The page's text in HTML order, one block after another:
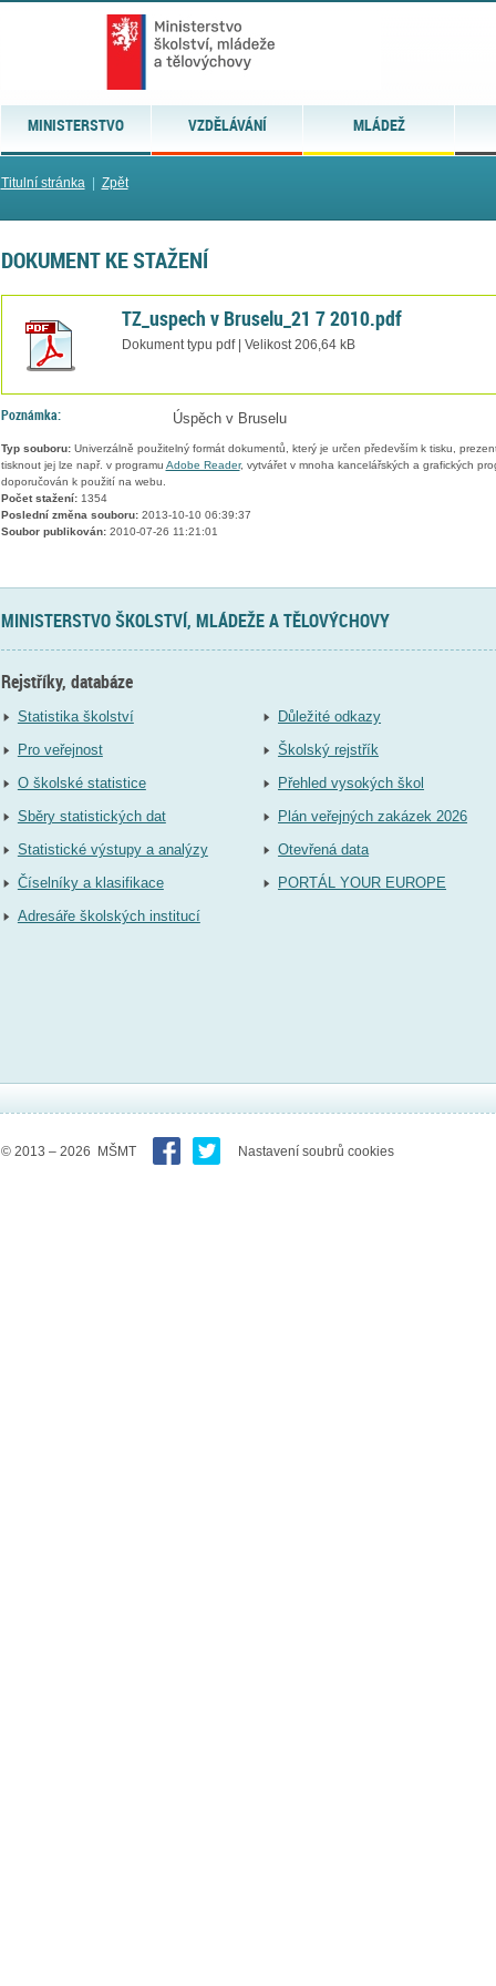
MINISTERSTVO VZDĚLÁVÁNÍ MLÁDEŽ
Titulní stránka| Zpět
DOKUMENT KE STAŽENÍ
TZ_uspech v Bruselu_21 7 2010.pdf
Dokument typu pdf | Velikost 206,64 kB
Poznámka: Úspěch v Bruselu
Typ souboru:Univerzálně použitelný formát dokumentů, který je určen především k tisku,
tisknout jej lze např. v programu Adobe Reader, vytvářet v mnoha kancelářských a grafických
doporučován k použití na webu.
Počet stažení:1354
Poslední změna souboru:2013-10-10 06:39:37
Soubor publikován:2010-07-26 11:21:01
MINISTERSTVO ŠKOLSTVÍ, MLÁDEŽE A TĚLOVÝCHOVY
Rejstříky, databáze
Statistika školství
Pro veřejnost
O školské statistice
Sběry statistických dat
Statistické výstupy a analýzy
Číselníky a klasifikace
Adresáře školských institucí
Důležité odkazy
Školský rejstřík
Přehled vysokých škol
Plán veřejných zakázek 2026
Otevřená data
PORTÁL YOUR EUROPE
© 2013 – 2026 MŠMT Nastavení soubrů cookies